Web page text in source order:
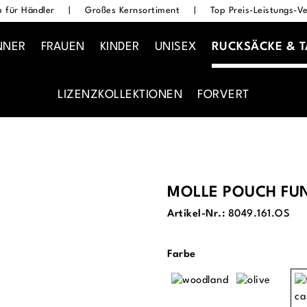
für Händler Großes Kernsortiment Top Preis-Leistungs-
FRAUEN KINDER UNISEX RUCKSÄCKE &
LIZENZKOLLEKTIONEN FORVERT
MOLLE POUCH
Artikel-Nr.: 8049.161.OS
Farbeauswählen